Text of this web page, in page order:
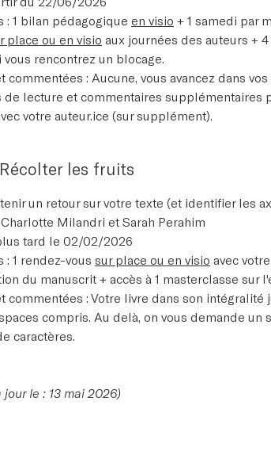
: 1 bilan pédagogique en visio + 1 samedi par
place ou en visio aux journées des auteurs +
rencontrez un blocage.
commentées : Aucune, vous avancez dans
de lecture et commentaires supplémentaires
votre auteur.ice (sur supplément).
les fruits
un retour sur votre texte (et identifier les
Milandri et Sarah Perahim
tard le 02/02/2026
: 1 rendez-vous sur place ou en visio avec
du manuscrit + accès à 1 masterclasse sur
commentées : Votre livre dans son intégralité
compris. Au delà, on vous demande un
caractères.
jour le : 13 mai 2026)